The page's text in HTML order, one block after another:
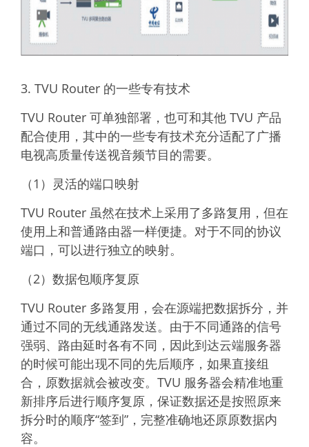
3. TVU Router 的一些专有技术
TVU Router 可单独部署，也可和其他 TVU 产品
配合使用，其中的一些专有技术充分适配了广播
电视高质量传送视音频节目的需要。
（1）灵活的端口映射
TVU Router 虽然在技术上采用了多路复用，但在
使用上和普通路由器一样便捷。对于不同的协议
端口，可以进行独立的映射。
（2）数据包顺序复原
TVU Router 多路复用，会在源端把数据拆分，并
通过不同的无线通路发送。由于不同通路的信号
强弱、路由延时各有不同，因此到达云端服务器
的时候可能出现不同的先后顺序，如果直接组
合，原数据就会被改变。TVU 服务器会精准地重
新排序后进行顺序复原，保证数据还是按照原来
拆分时的顺序“签到”，完整准确地还原原数据内
容。